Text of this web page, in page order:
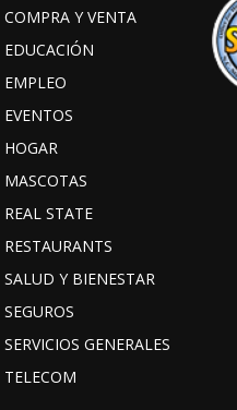
COMPRA Y VENTA
EDUCACIÓN
EMPLEO
EVENTOS
HOGAR
MASCOTAS
REAL STATE
RESTAURANTS
SALUD Y BIENESTAR
SEGUROS
SERVICIOS GENERALES
TELECOM